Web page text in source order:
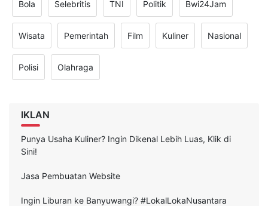
Bola Selebritis TNI Politik Bwi24Jam
Wisata Pemerintah Film Kuliner Nasional
Polisi Olahraga
IKLAN
Punya Usaha Kuliner? Ingin Dikenal Lebih Luas, Klik di
Sini!
Jasa Pembuatan Website
Ingin Liburan ke Banyuwangi? #LokalLokaNusantara